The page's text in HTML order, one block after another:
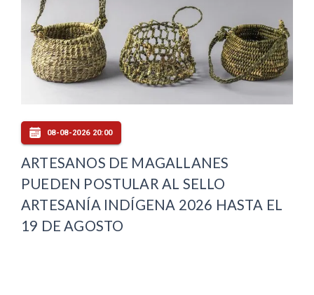
08-08-2026 20:00
ARTESANOS DE MAGALLANES
PUEDEN POSTULAR AL SELLO
ARTESANÍA INDÍGENA 2026 HASTA EL
19 DE AGOSTO